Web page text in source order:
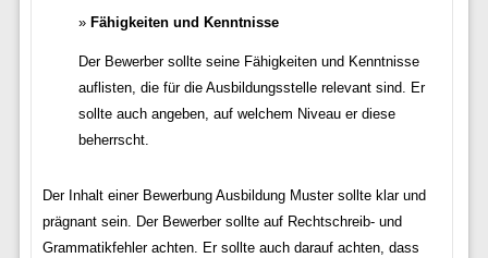
Fähigkeiten und Kenntnisse
Der Bewerber sollte seine Fähigkeiten und Kenntnisse
auflisten, die für die Ausbildungsstelle relevant sind. Er
sollte auch angeben, auf welchem Niveau er diese
beherrscht.
Der Inhalt einer Bewerbung Ausbildung Muster sollte klar und
prägnant sein. Der Bewerber sollte auf Rechtschreib- und
Grammatikfehler achten. Er sollte auch darauf achten, dass